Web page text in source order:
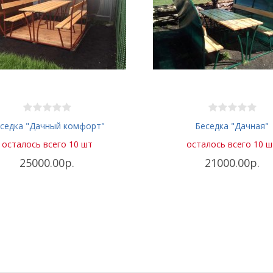
"Дачный комфорт"
осталось всего 10 шт
25000.00р.
Беседка "Дачная"
осталось всего 10
21000.00р.